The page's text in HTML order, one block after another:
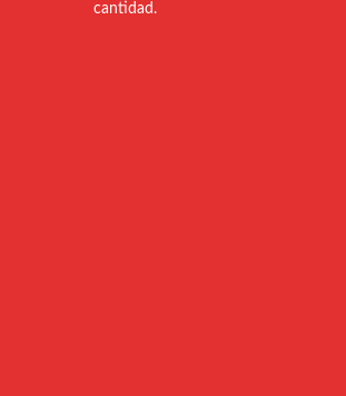
cantidad.